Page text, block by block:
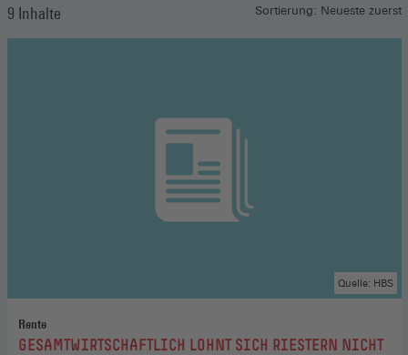
9 Inhalte Sortierung: Neueste zuerst
Rente
:GESAMTWIRTSCHAFTLICH LOHNT SICH RIESTERN NICHT
Quelle: HBS